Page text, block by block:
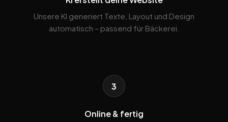
Unsere KI generiert Texte, Layout und Design
automatisch – passend für Bäckerei.
3
Online & fertig